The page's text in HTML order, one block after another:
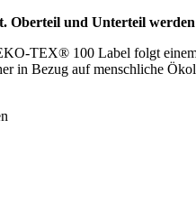
Oberteil und Unterteil
TEX® 100 Label folgt
in Bezug auf menschliche